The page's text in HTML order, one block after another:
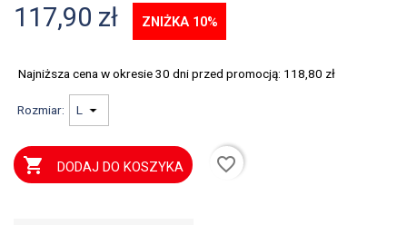
117,90 zł ZNIŻKA 10%
Najniższa cena w okresie 30 dni przed promocją: 118,80 zł
Rozmiar:
 DODAJ DO KOSZYKA favorite_border